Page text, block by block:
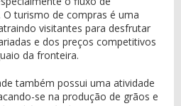
turismo de compras é uma
visitantes para desfrutar
e dos preços competitivos
da fronteira.
também possui uma atividade
se na produção de grãos e